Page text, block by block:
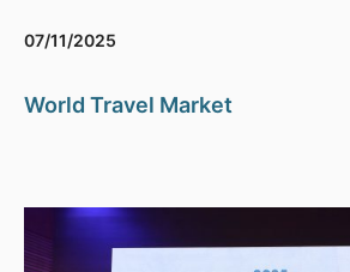
07/11/2025
World Travel Market